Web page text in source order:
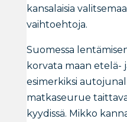
kansalaisia
vaihtoehtoja.
Suomessa
korvata maan etelä-
esimerkiksi
matkaseurue
kyydissä. Mikko